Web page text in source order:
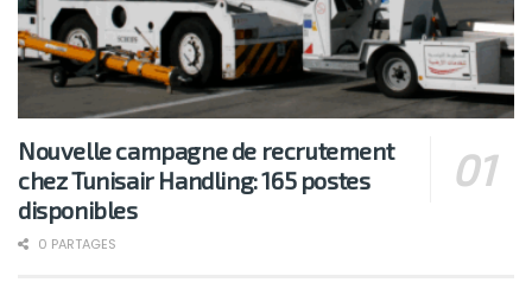
Nouvelle campagne de recrutement
chez Tunisair Handling: 165 postes
disponibles
0 PARTAGES